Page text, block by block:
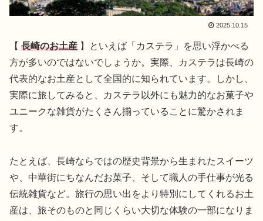
2025.10.15
【 長崎のお土産 】といえば「カステラ」を思い浮かべる
方が多いのではないでしょうか。実際、カステラは長崎の
代表的なお土産として全国的に知られています。しかし、
実際に旅してみると、カステラ以外にも魅力的なお菓子や
ユニークな雑貨がたくさん揃っていることに驚かされま
す。
たとえば、長崎ならではの歴史背景から生まれたスイーツ
や、中華街にちなんだお菓子、そして職人の手仕事が光る
伝統雑貨など。旅行の思い出をより特別にしてくれるお土
産は、旅そのものと同じくらい大切な体験の一部になりま